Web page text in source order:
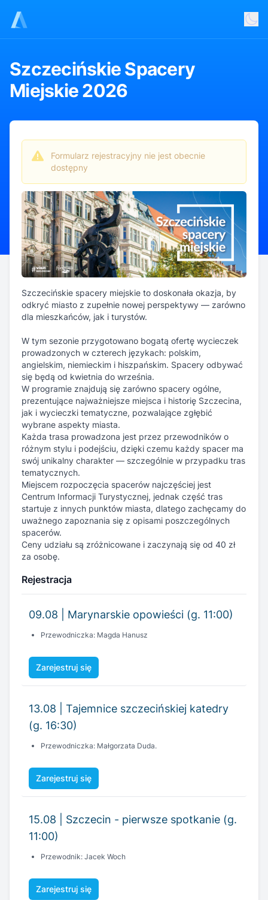
Szczecińskie Spacery
Miejskie 2026
Szczecińskie spacery miejskie to doskonała okazja, by
odkryć miasto z zupełnie nowej perspektywy — zarówno
dla mieszkańców, jak i turystów.
prowadzonych w czterech językach: polskim,
angielskim, niemieckim i hiszpańskim. Spacery odbywać
się będą od kwietnia do września.
prezentujące najważniejsze miejsca i historię Szczecina,
jak i wycieczki tematyczne, pozwalające zgłębić
wybrane aspekty miasta.
Każda trasa prowadzona jest przez przewodników o
różnym stylu i podejściu, dzięki czemu każdy spacer ma
swój unikalny charakter — szczególnie w przypadku tras
tematycznych.
Miejscem rozpoczęcia spacerów najczęściej jest
Centrum Informacji Turystycznej, jednak część tras
startuje z innych punktów miasta, dlatego zachęcamy do
uważnego zapoznania się z opisami poszczególnych
spacerów.
Ceny udziału są zróżnicowane i zaczynają się od 40 zł
za osobę.
Rejestracja
09.08 | Marynarskie opowieści (g. 11:00)
Przewodniczka: Magda Hanusz
Zarejestruj się
(g. 16:30)
Zarejestruj się
11:00)
Zarejestruj się
Przewodniczka: Magda Hanusz